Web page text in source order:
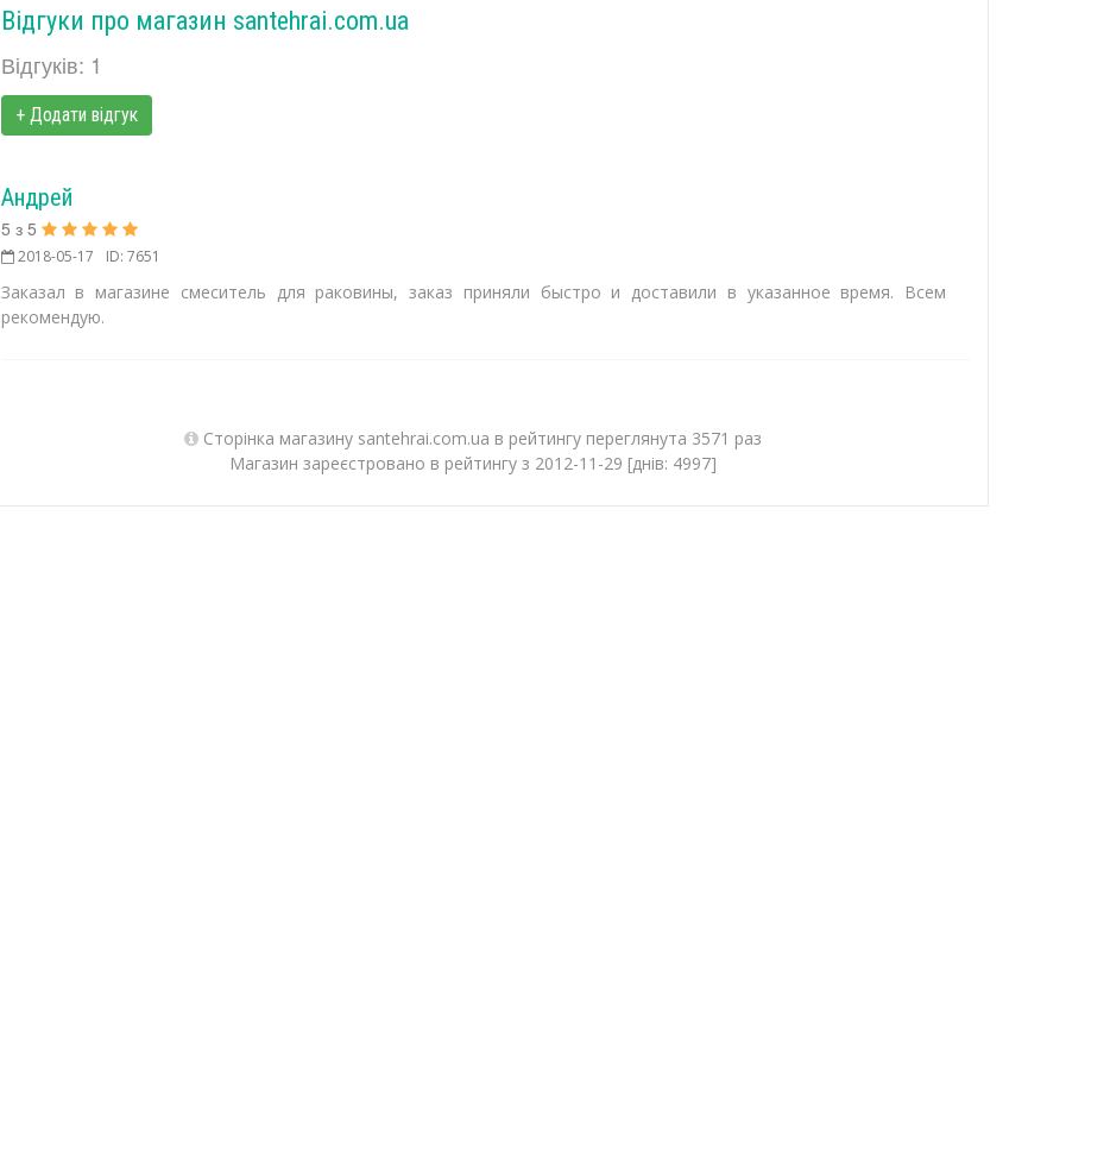
Відгуки про магазин santehrai.com.ua
Відгуків: 1
+ Додати відгук
Андрей
5 з 5
2018-05-17 ID: 7651
Заказал в магазине смеситель для раковины, заказ приняли быстро и доставили в указанное время. Всем
рекомендую.
Сторінка магазину santehrai.com.ua в рейтингу переглянута 3571 раз
Магазин зареєстровано в рейтингу з 2012-11-29 [днів: 4997]